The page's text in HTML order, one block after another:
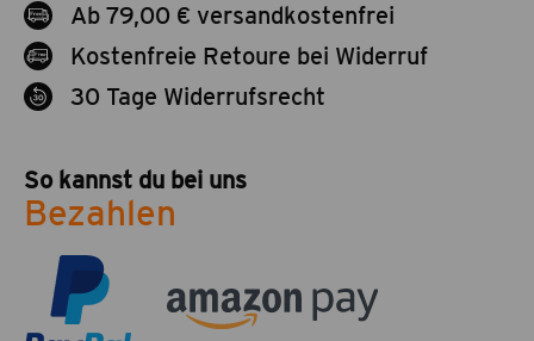
Ab 79,00 € versandkostenfrei
Kostenfreie Retoure bei Widerruf
30 Tage Widerrufsrecht
So kannst du bei uns
Bezahlen